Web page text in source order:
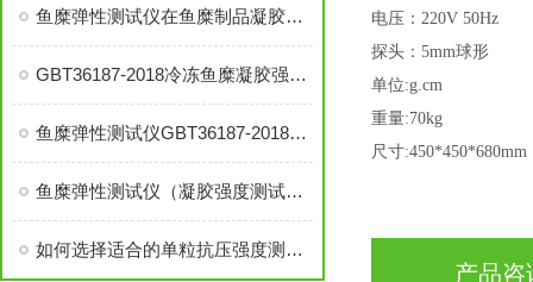
电压： 220V 50Hz
探头： 5mm球形
单位:g.cm
重量:70kg
尺寸:450*450*680mm
产品咨
鱼糜弹性测试仪在鱼糜制品凝胶品质检测中的应用
GBT36187-2018冷冻鱼糜凝胶强度测定产品推荐
鱼糜弹性测试仪GBT36187-2018冷冻鱼糜凝胶强度测定
鱼糜弹性测试仪（凝胶强度测试仪）核心应用范围
如何选择适合的单粒抗压强度测试仪